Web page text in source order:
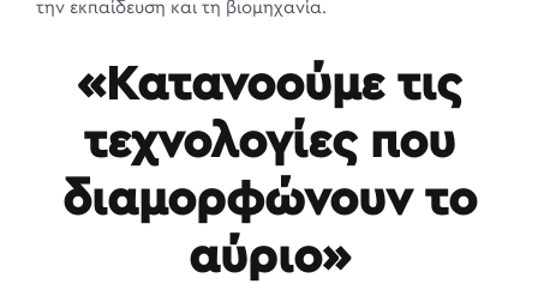
την εκπαίδευση και τη βιομηχανία.
«Κατανοούμε τις
τεχνολογίες που
διαμορφώνουν το
αύριο»